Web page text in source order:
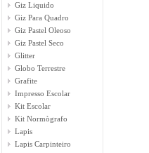
Giz Liquido
Giz Para Quadro
Giz Pastel Oleoso
Giz Pastel Seco
Glitter
Globo Terrestre
Grafite
Impresso Escolar
Kit Escolar
Kit Normògrafo
Lapis
Lapis Carpinteiro